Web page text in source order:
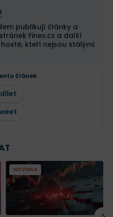
publikují články a
Finex.cz a další
kteří nejsou stálými
článek
NOVINKA